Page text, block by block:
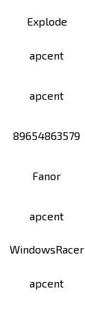
Explode
apcent
apcent
89654863579
Fanor
apcent
WindowsRacer
apcent